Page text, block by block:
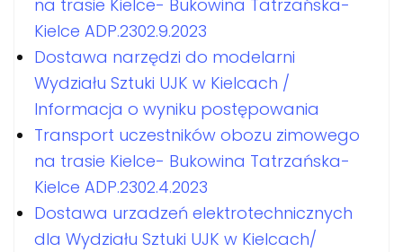
na trasie Kielce- Bukowina Tatrzańska-
Kielce ADP.2302.9.2023
Dostawa narzędzi do modelarni
Wydziału Sztuki UJK w Kielcach /
Informacja o wyniku postępowania
Transport uczestników obozu zimowego
na trasie Kielce- Bukowina Tatrzańska-
Kielce ADP.2302.4.2023
Dostawa urzadzeń elektrotechnicznych
dla Wydziału Sztuki UJK w Kielcach/